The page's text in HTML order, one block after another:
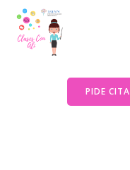
PIDE CITA